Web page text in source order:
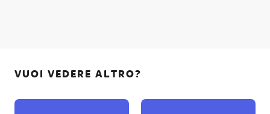
VUOI VEDERE ALTRO?